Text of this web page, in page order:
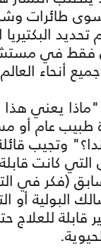
سوى طائرات
تحديد
فقط في
أنحاء
"ماذا يعني
طبيب عام
وتجيب
كانت
(فكر في
البولية أو
قابلة للعلاج